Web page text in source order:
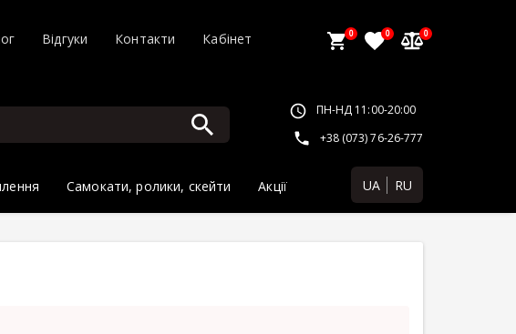
Відгуки Контакти Кабінет 0 0 0
ПН-НД 11:00-20:00
+38 (073) 76-26-777
Самокати, ролики, скейти Акції UA RU